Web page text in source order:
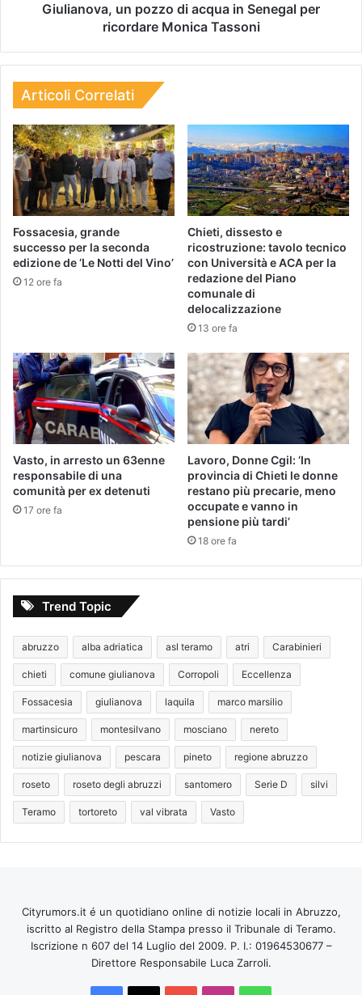
Giulianova, un pozzo di acqua in Senegal per
ricordare Monica Tassoni
Articoli Correlati
Fossacesia, grande
successo per la seconda
edizione de ‘Le Notti del Vino’
12 ore fa
Chieti, dissesto e
ricostruzione: tavolo tecnico
con Università e ACA per la
redazione del Piano
comunale di
delocalizzazione
13 ore fa
Vasto, in arresto un 63enne
responsabile di una
comunità per ex detenuti
17 ore fa
Lavoro, Donne Cgil: ‘In
provincia di Chieti le donne
restano più precarie, meno
occupate e vanno in
pensione più tardi’
18 ore fa
Trend Topic
abruzzo alba adriatica asl teramo atri Carabinieri
chieti comune giulianova Corropoli Eccellenza
Fossacesia giulianova laquila marco marsilio
martinsicuro montesilvano mosciano nereto
notizie giulianova pescara pineto regione abruzzo
roseto roseto degli abruzzi santomero Serie D silvi
Teramo tortoreto val vibrata Vasto
Cityrumors.it é un quotidiano online di notizie locali in Abruzzo,
iscritto al Registro della Stampa presso il Tribunale di Teramo.
Iscrizione n 607 del 14 Luglio del 2009. P. I.: 01964530677 –
Direttore Responsabile Luca Zarroli.